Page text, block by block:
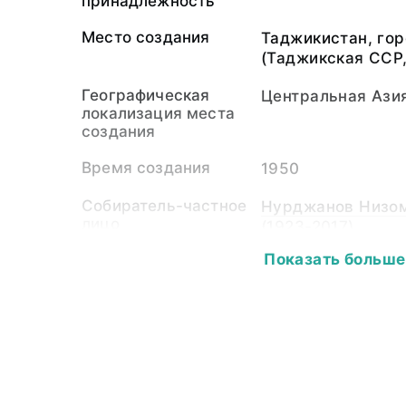
Место создания
Таджикистан,
(Таджикская
Географическая
локализация места
создания
Центральная
Время создания 1950
Собиратель-частное
Нурджанов
бумажная
Показать больше